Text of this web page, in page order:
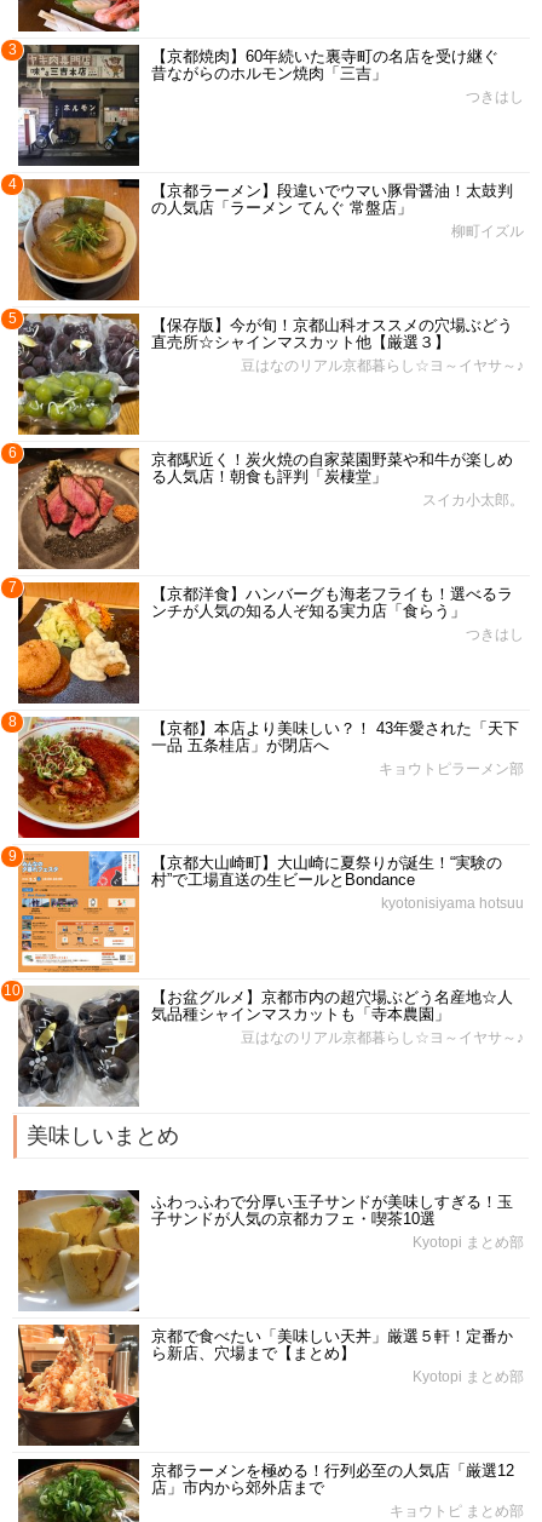
3
【京都焼肉】60年続いた裏寺町の名店を受け継ぐ
昔ながらのホルモン焼肉「三吉」
つきはし
4
【京都ラーメン】段違いでウマい豚骨醤油！太鼓判
の人気店「ラーメン てんぐ 常盤店」
柳町イズル
5
【保存版】今が旬！京都山科オススメの穴場ぶどう
直売所☆シャインマスカット他【厳選３】
豆はなのリアル京都暮らし☆ヨ～イヤサ～♪
6
京都駅近く！炭火焼の自家菜園野菜や和牛が楽しめ
る人気店！朝食も評判「炭棲堂」
スイカ小太郎。
7
【京都洋食】ハンバーグも海老フライも！選べるラ
ンチが人気の知る人ぞ知る実力店「食らう」
つきはし
8
【京都】本店より美味しい？！ 43年愛された「天下
一品 五条桂店」が閉店へ
キョウトピラーメン部
9
【京都大山崎町】大山崎に夏祭りが誕生！“実験の
村”で工場直送の生ビールとBondance
kyotonisiyama hotsuu
10
【お盆グルメ】京都市内の超穴場ぶどう名産地☆人
気品種シャインマスカットも「寺本農園」
豆はなのリアル京都暮らし☆ヨ～イヤサ～♪
美味しいまとめ
ふわっふわで分厚い玉子サンドが美味しすぎる！玉
子サンドが人気の京都カフェ・喫茶10選
Kyotopi まとめ部
京都で食べたい「美味しい天丼」厳選５軒！定番か
ら新店、穴場まで【まとめ】
Kyotopi まとめ部
京都ラーメンを極める！行列必至の人気店「厳選12
店」市内から郊外店まで
キョウトピ まとめ部